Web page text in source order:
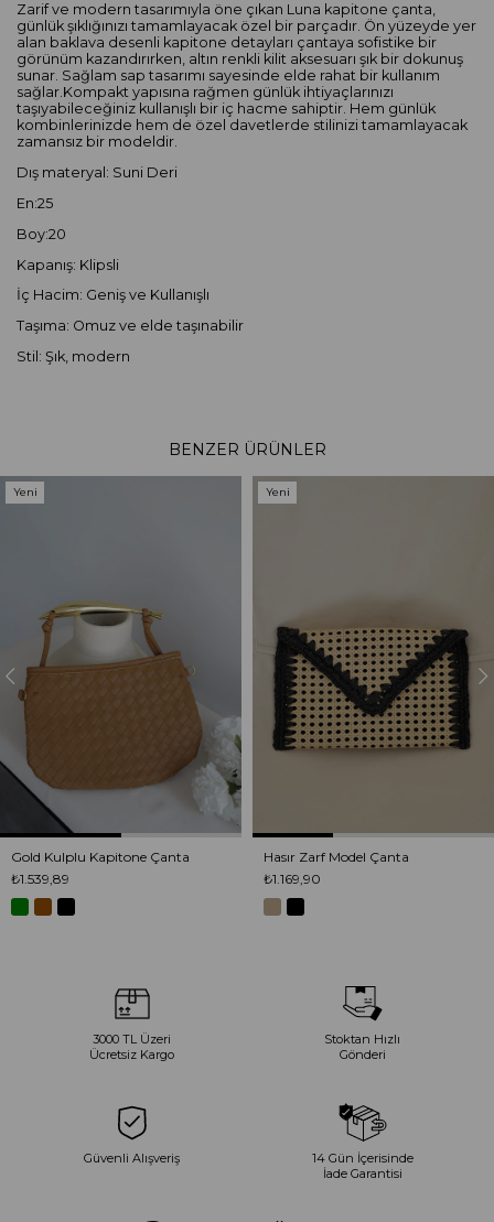
Zarif ve modern tasarımıyla öne çıkan Luna kapitone çanta,
günlük şıklığınızı tamamlayacak özel bir parçadır. Ön yüzeyde yer
alan baklava desenli kapitone detayları çantaya sofistike bir
görünüm kazandırırken, altın renkli kilit aksesuarı şık bir dokunuş
sunar. Sağlam sap tasarımı sayesinde elde rahat bir kullanım
sağlar.Kompakt yapısına rağmen günlük ihtiyaçlarınızı
taşıyabileceğiniz kullanışlı bir iç hacme sahiptir. Hem günlük
kombinlerinizde hem de özel davetlerde stilinizi tamamlayacak
zamansız bir modeldir.
Dış materyal: Suni Deri
En:25
Boy:20
Kapanış: Klipsli
İç Hacim: Geniş ve Kullanışlı
Taşıma: Omuz ve elde taşınabilir
Stil: Şık, modern
BENZER ÜRÜNLER
Gold Kulplu Kapitone Çanta
₺1.539,89
Yeni
Hasır Zarf Model Çanta
₺1.169,90
Yeni
3000 TL Üzeri
Ücretsiz Kargo
Stoktan Hızlı
Gönderi
Güvenli Alışveriş
14 Gün İçerisinde
İade Garantisi